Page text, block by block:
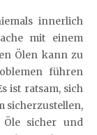
innerlich
mit einem
Ölen kann zu
führen
ist ratsam, sich
sicherzustellen,
Öle sicher und